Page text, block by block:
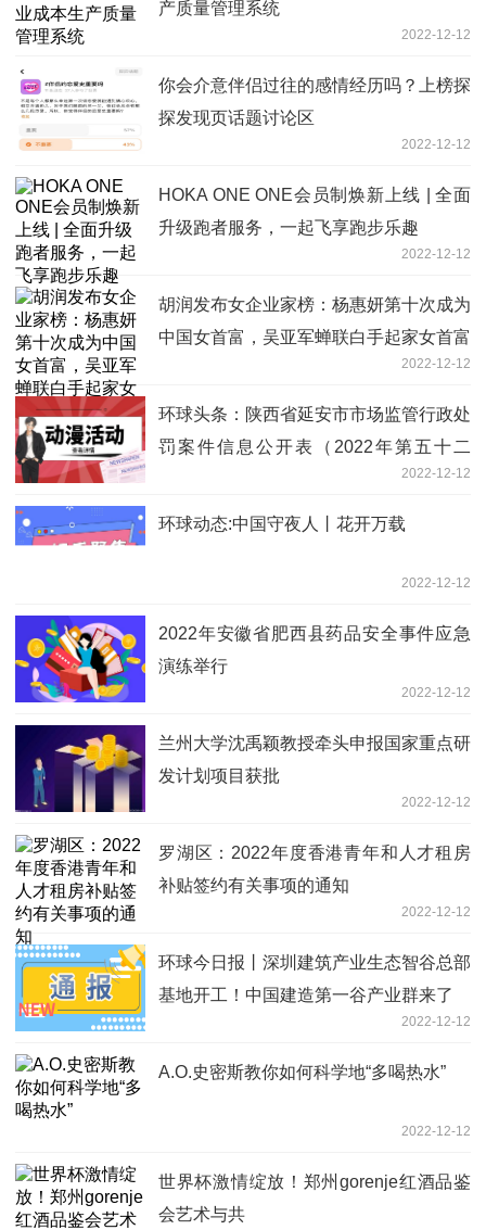
产质量管理系统
2022-12-12
你会介意伴侣过往的感情经历吗？上榜探
探发现页话题讨论区
2022-12-12
HOKA ONE ONE会员制焕新上线 | 全面
升级跑者服务，一起飞享跑步乐趣
2022-12-12
胡润发布女企业家榜：杨惠妍第十次成为
中国女首富，吴亚军蝉联白手起家女首富
2022-12-12
环球头条：陕西省延安市市场监管行政处
罚案件信息公开表（2022年第五十二
2022-12-12
环球动态:中国守夜人丨花开万载
2022-12-12
2022年安徽省肥西县药品安全事件应急
演练举行
2022-12-12
兰州大学沈禹颖教授牵头申报国家重点研
发计划项目获批
2022-12-12
罗湖区：2022年度香港青年和人才租房
补贴签约有关事项的通知
2022-12-12
环球今日报丨深圳建筑产业生态智谷总部
基地开工！中国建造第一谷产业群来了
2022-12-12
A.O.史密斯教你如何科学地“多喝热水”
2022-12-12
世界杯激情绽放！郑州gorenje红酒品鉴
会艺术与共